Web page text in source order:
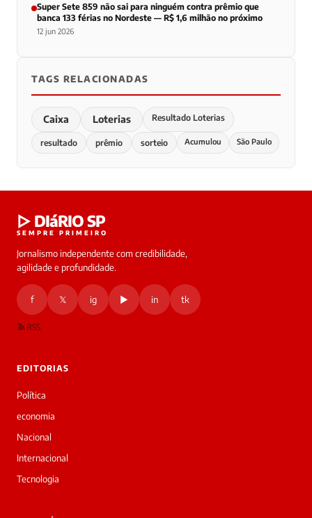
Super Sete 859 não sai para ninguém contra prêmio que
banca 133 férias no Nordeste — R$ 1,6 milhão no próximo
12 jun 2026
TAGS RELACIONADAS
Caixa Loterias Resultado Loterias
resultado prêmio sorteio Acumulou São Paulo
▷ DIáRIO SP
SEMPRE PRIMEIRO
Jornalismo independente com credibilidade,
agilidade e profundidade.
f 𝕏 ig ▶ in tk
RSS
EDITORIAS
Política
economia
Nacional
Internacional
Tecnologia